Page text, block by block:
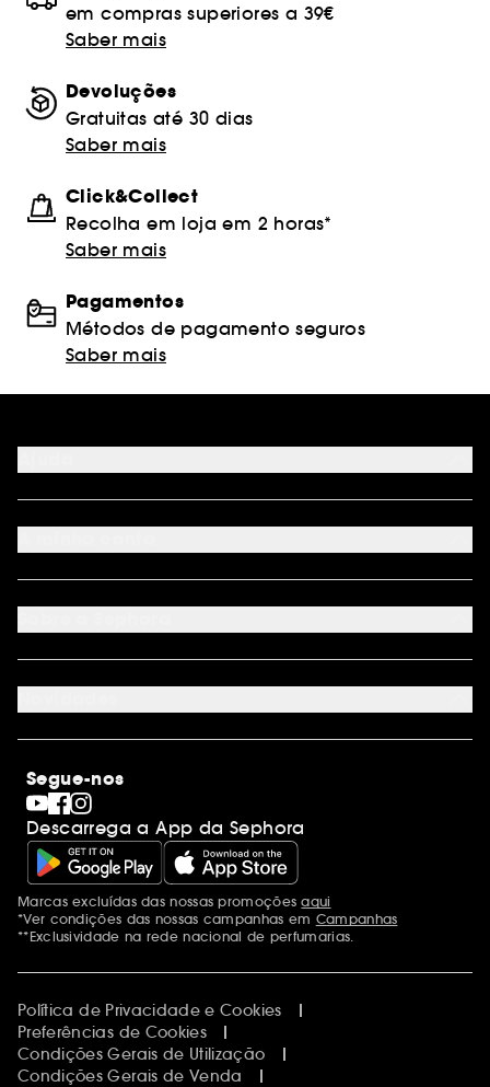
em compras superiores a 39€
Saber mais
Devoluções
Gratuitas até 30 dias
Saber mais
Click&Collect
Recolha em loja em 2 horas*
Saber mais
Pagamentos
Métodos de pagamento seguros
Saber mais
FAQ
Métodos de pagamento
Cartão oferta físico
Cartão oferta empresas
Site Map
Seguir encomenda
Programa de Fidelidade
Juntar Sephora
Sephora Prize 2026
Internacional
Descobrir a Sephora
Código promocional Sephora
Saldos
Dia dos Namorados
Dia do Pai
Dia da Mãe
Calendários do Advento
Singles' Day
Black Friday
Cyber Monday
Blue Monday
Segue-nos
Descarrega a App da Sephora
Menções adicionais
Marcas excluídas das nossas promoçõesaqui
*Ver condições das nossas campanhas em Campanhas
**Exclusividade na rede nacional de perfumarias.
Política de Privacidade e Cookies
Preferências de Cookies
Condições Gerais de Utilização
Condições Gerais de Venda